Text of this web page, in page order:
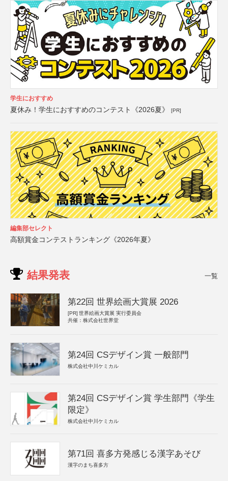
学生におすすめ
夏休み！学生におすすめのコンテスト《2026夏》 [PR]
編集部セレクト
高額賞金コンテストランキング《2026年夏》
結果発表 一覧
第22回 世界絵画大賞展 2026
[PR] 世界絵画大賞展 実行委員会
共催：株式会社世界堂
第24回 CSデザイン賞 一般部門
株式会社中川ケミカル
第24回 CSデザイン賞 学生部門《学生
限定》
株式会社中川ケミカル
第71回 喜多方発感じる漢字あそび
漢字のまち喜多方